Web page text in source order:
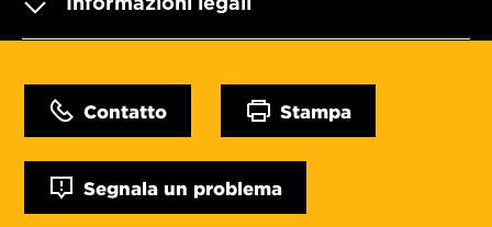
Contatto Stampa
Segnala un problema